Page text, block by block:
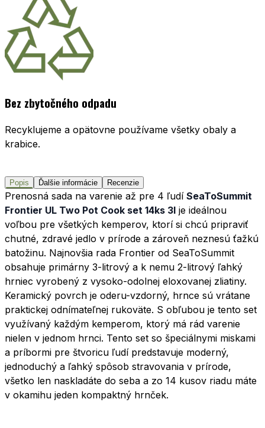
Bez zbytočného odpadu
Recyklujeme a opätovne používame všetky obaly a
krabice.
Popis Ďalšie informácie Recenzie
Prenosná sada na varenie až pre 4 ľudí SeaToSummit
Frontier UL Two Pot Cook set 14ks 3l je ideálnou
voľbou pre všetkých kemperov, ktorí si chcú pripraviť
chutné, zdravé jedlo v prírode a zároveň neznesú ťažkú
batožinu. Najnovšia rada Frontier od SeaToSummit
obsahuje primárny 3-litrový a k nemu 2-litrový ľahký
hrniec vyrobený z vysoko-odolnej eloxovanej zliatiny.
Keramický povrch je oderu-vzdorný, hrnce sú vrátane
praktickej odnímateľnej rukoväte. S obľubou je tento set
využívaný každým kemperom, ktorý má rád varenie
nielen v jednom hrnci. Tento set so špeciálnymi miskami
a príbormi pre štvoricu ľudí predstavuje moderný,
jednoduchý a ľahký spôsob stravovania v prírode,
všetko len naskladáte do seba a zo 14 kusov riadu máte
v okamihu jeden kompaktný hrnček.